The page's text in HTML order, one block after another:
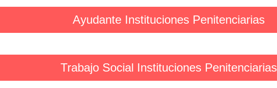
Ayudante Instituciones Penitenciarias
Trabajo Social Instituciones Penitenciarias